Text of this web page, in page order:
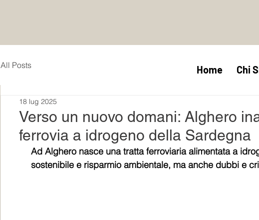
Home Chi
All Posts
Verso un nuovo domani: Alghero
ferrovia a idrogeno della Sardegna
18 lug 2025
Ad Alghero nasce una tratta ferroviaria alimentata a
sostenibile e risparmio ambientale, ma anche dubbi e